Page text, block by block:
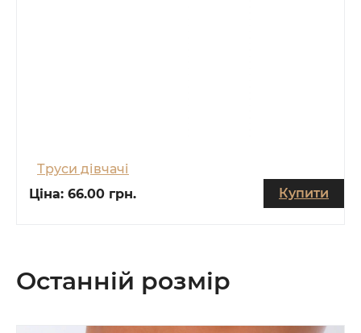
Труси дівчачі
Ціна: 66.00 грн. Купити
Останній розмір